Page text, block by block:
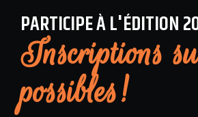
PARTICIPE À L'ÉDITION
Inscriptions
possibles!